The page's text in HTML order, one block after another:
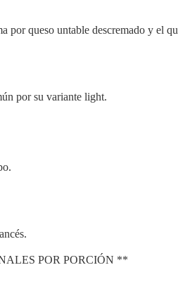
por queso untable descremado y el
por su variante light.
POR PORCIÓN **